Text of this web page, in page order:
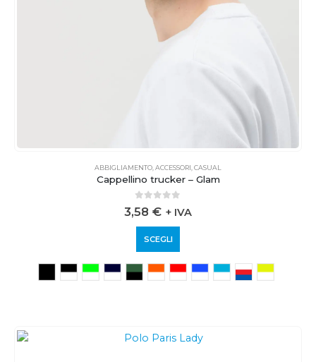
ABBIGLIAMENTO ACCESSORI CASUAL
Cappellino trucker – Glam
0 out of 5
3,58 € + IVA
SCEGLI